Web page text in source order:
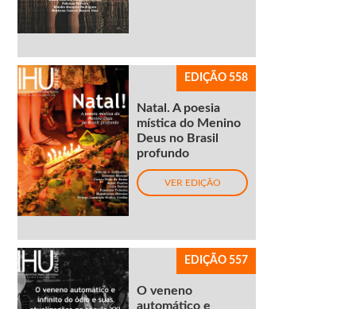
EDIÇÃO 558
Natal. A poesia
mística do Menino
Deus no Brasil
profundo
VER EDIÇÃO
EDIÇÃO 557
O veneno
automático e